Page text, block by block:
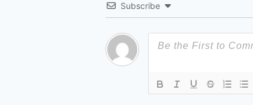
Subscribe